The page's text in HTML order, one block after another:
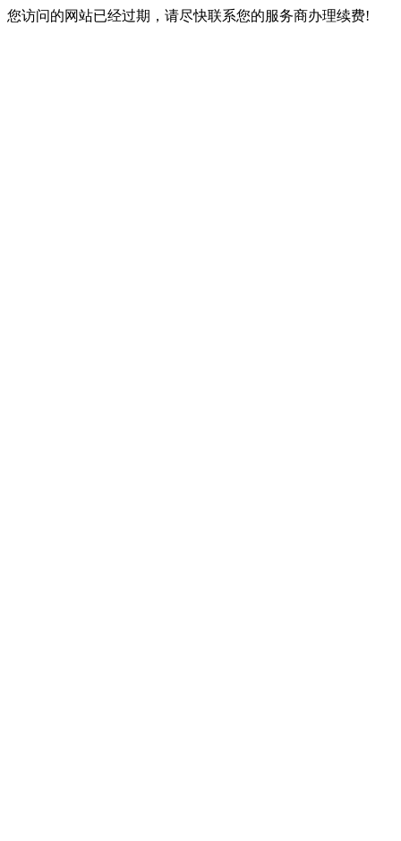
您访问的网站已经过期，请尽快联系您的服务商办理续费!